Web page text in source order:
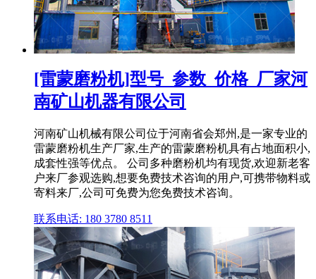
[雷蒙磨粉机]型号_参数_价格_厂家河
南矿山机器有限公司
河南矿山机械有限公司位于河南省会郑州,是一家专业的
雷蒙磨粉机生产厂家,生产的雷蒙磨粉机具有占地面积小,
成套性强等优点。 公司多种磨粉机均有现货,欢迎新老客
户来厂参观选购,想要免费技术咨询的用户,可携带物料或
寄料来厂,公司可免费为您免费技术咨询。
联系电话: 180 3780 8511